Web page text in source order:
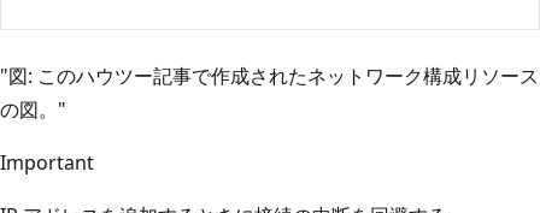
"図: このハウツー記事で作成されたネットワーク構成リソース
の図。"
Important